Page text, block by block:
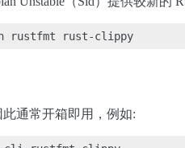
此通常开箱即用，例如: